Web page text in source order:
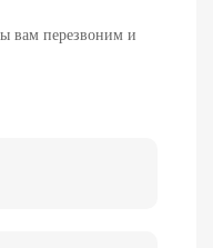
вам перезвоним и